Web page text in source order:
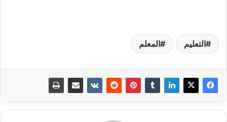
التعليم المعلم